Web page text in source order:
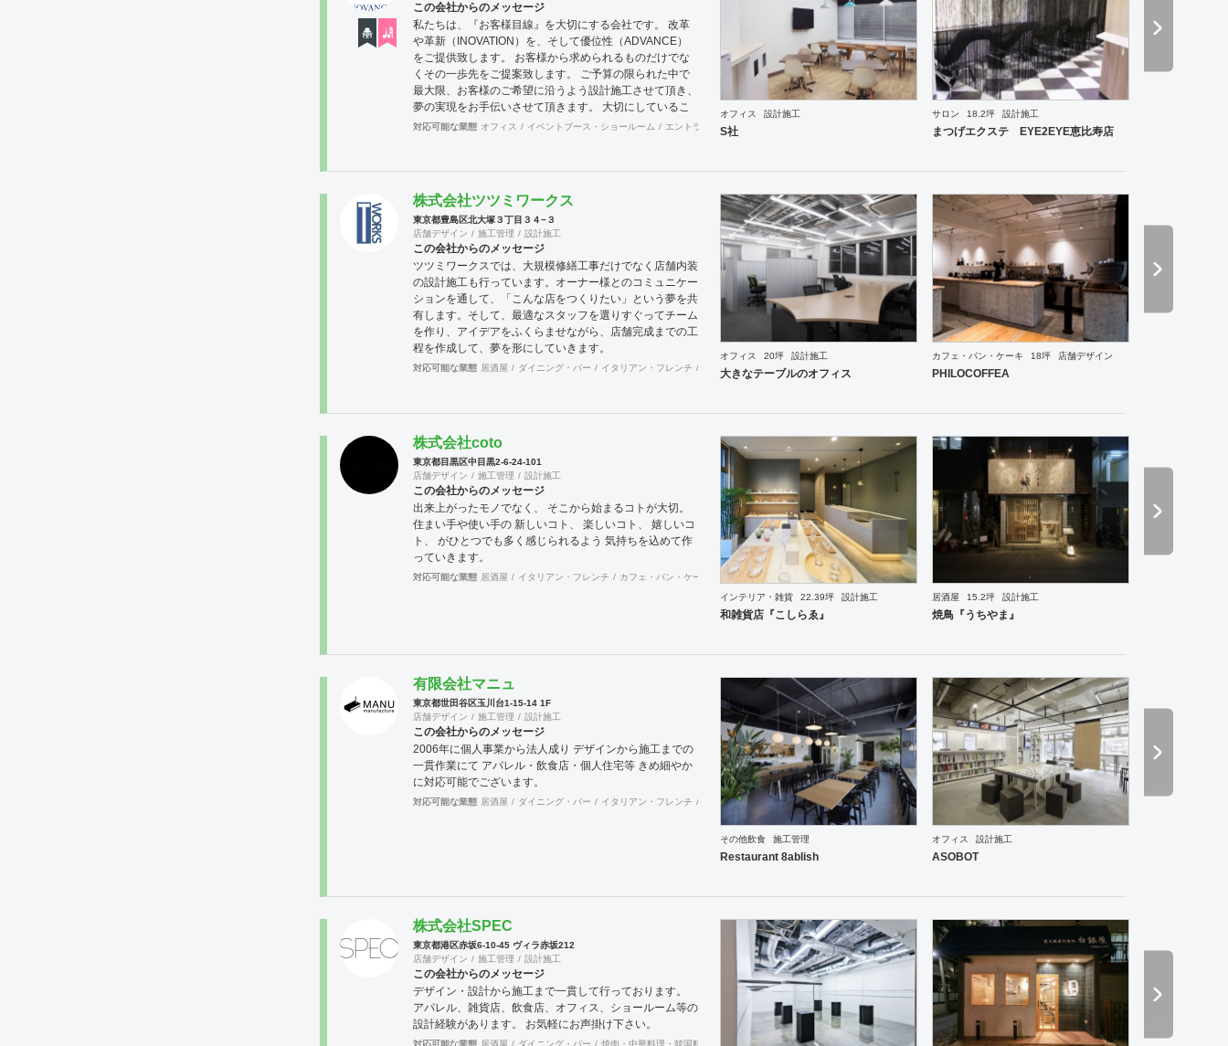
この会社からのメッセージ
私たちは、『お客様目線』を大切にする会社です。 改革
や革新（INOVATION）を、そして優位性（ADVANCE）
をご提供致します。 お客様から求められるものだけでな
くその一歩先をご提案致します。 ご予算の限られた中で
最大限、お客様のご希望に沿うよう設計施工させて頂き、
夢の実現をお手伝いさせて頂きます。 大切にしているこ
とは、お客様の満足。 多くの人たちに弊社のファンにな
事だけでなく、オフィス・店舗の不動産仲介も 行ってお
棟以上の情報から 最適な物件をご紹介いたします。 ご移
転先・新規オープンの物件探しから内装工事まで ワンス
トップでご提案致します。
対応可能な業態 オフィス イベントブース・ショールーム エントランス ワーキングスペース 医院・クリニック 薬局 インテリア・雑貨
オフィス 設計施工
S社
サロン 18.2坪 設計施工
まつげエクステ EYE2EYE恵比寿店
株式会社ツツミワークス
東京都豊島区北大塚３丁目３４−３
店舗デザイン
施工管理 設計施工
この会社からのメッセージ
ツツミワークスでは、大規模修繕工事だけでなく店舗内装
の設計施工も行っています。オーナー様とのコミュニケー
ションを通して、「こんな店をつくりたい」という夢を共
有します。そして、最適なスタッフを選りすぐってチーム
を作り、アイデアをふくらませながら、店舗完成までの工
程を作成して、夢を形にしていきます。
対応可能な業態 居酒屋 ダイニング・バー イタリアン・フレンチ カフェ・パン・ケーキ オフィス ワーキングスペース
オフィス 20坪 設計施工
大きなテーブルのオフィス
カフェ・パン・ケーキ 18坪 店舗デザイン
PHILOCOFFEA
株式会社coto
東京都目黒区中目黒2-6-24-101
店舗デザイン
施工管理 設計施工
この会社からのメッセージ
出来上がったモノでなく、 そこから始まるコトが大切。
住まい手や使い手の 新しいコト、 楽しいコト、 嬉しいコ
ト、 がひとつでも多く感じられるよう 気持ちを込めて作
っていきます。
対応可能な業態 居酒屋 イタリアン・フレンチ カフェ・パン・ケーキ オフィス ワーキングスペース インテリア・雑貨
インテリア・雑貨 22.39坪 設計施工
和雑貨店『こしらゑ』
居酒屋 15.2坪 設計施工
焼鳥『うちやま』
有限会社マニュ
東京都世田谷区玉川台1-15-14 1F
店舗デザイン
施工管理 設計施工
この会社からのメッセージ
2006年に個人事業から法人成り デザインから施工までの
一貫作業にて アパレル・飲食店・個人住宅等 きめ細やか
に対応可能でございます。
対応可能な業態 居酒屋 ダイニング・バー イタリアン・フレンチ カフェ・パン・ケーキ 和食・寿司 その他 オフィス アパレル 生活・日用品 美容院 サロン
その他飲食 施工管理
Restaurant 8ablish
オフィス 設計施工
ASOBOT
株式会社SPEC
東京都港区赤坂6-10-45 ヴィラ赤坂212
店舗デザイン
施工管理 設計施工
この会社からのメッセージ
デザイン・設計から施工まで一貫して行っております。
アパレル、雑貨店、飲食店、オフィス、ショールーム等の
設計経験があります。 お気軽にお声掛け下さい。
対応可能な業態 居酒屋 ダイニング・バー 焼肉・中華料理・韓国料理 イベントブース・ショールーム ワーキングスペース アパレル インテリア・雑貨 食飯店 趣味・文化